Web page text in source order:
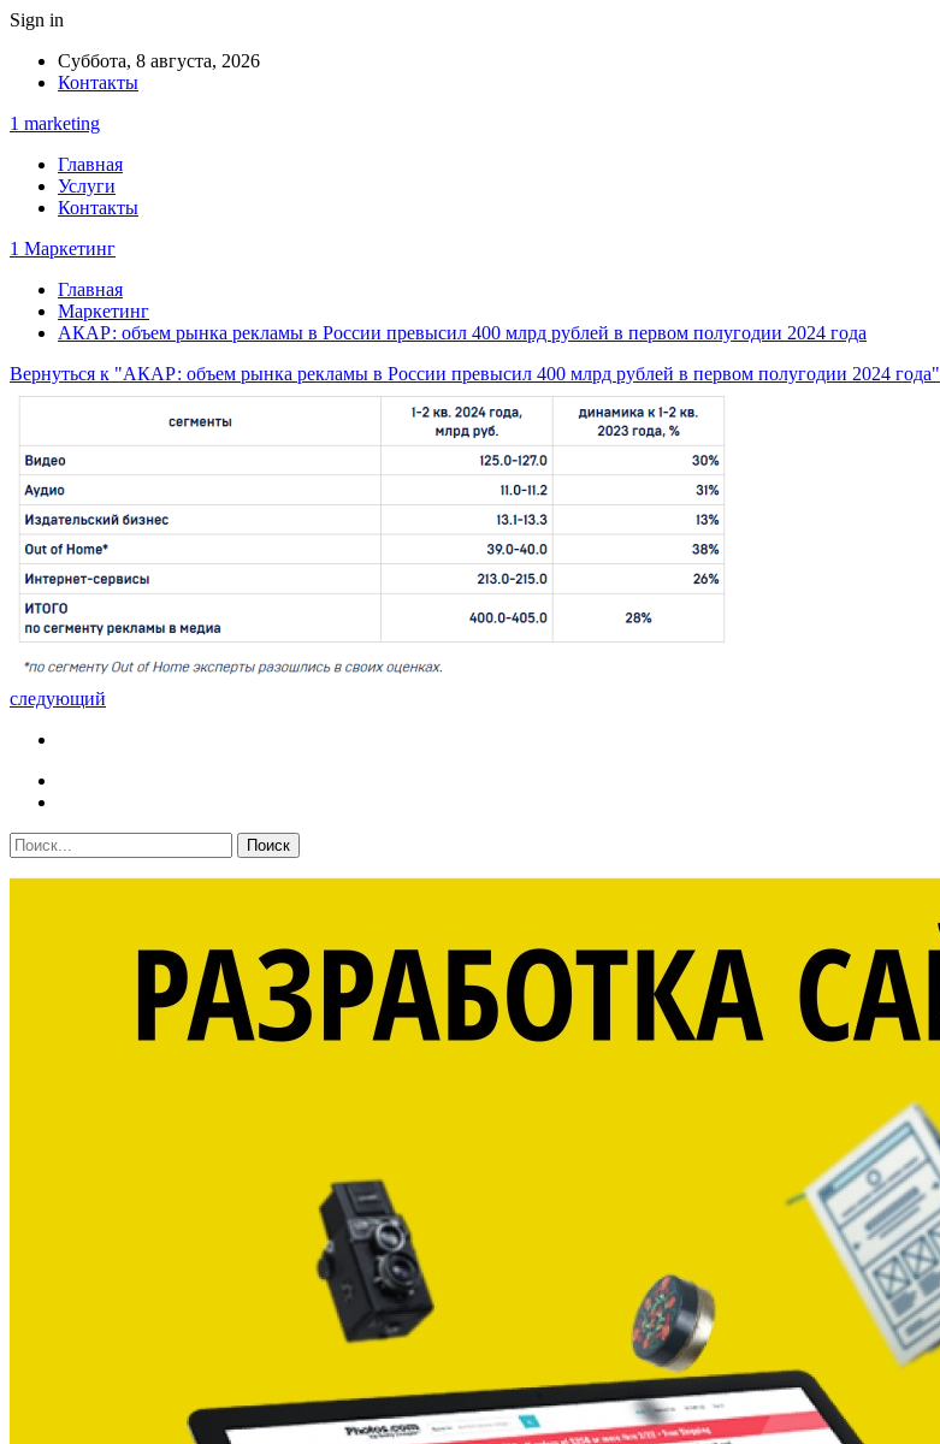
Sign in
Суббота, 8 августа, 2026
Контакты
1 marketing
Главная
Услуги
Контакты
1 Маркетинг
Главная
Маркетинг
АКАР: объем рынка рекламы в России превысил 400 млрд рублей в первом полугодии 2024 года
Вернуться к "АКАР: объем рынка рекламы в России превысил 400 млрд рублей в первом полугодии 2024 года"
следующий